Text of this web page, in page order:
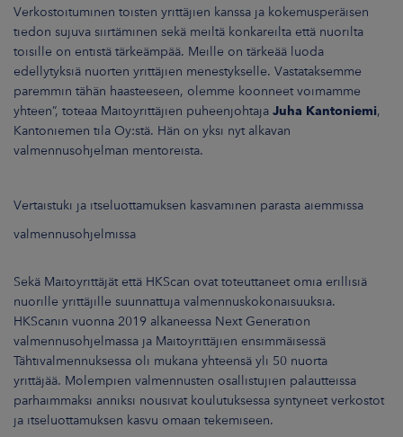
Verkostoituminen toisten yrittäjien kanssa ja kokemusperäisen
tiedon sujuva siirtäminen sekä meiltä konkareilta että nuorilta
toisille on entistä tärkeämpää. Meille on tärkeää luoda
edellytyksiä nuorten yrittäjien menestykselle. Vastataksemme
paremmin tähän haasteeseen, olemme koonneet voimamme
yhteen”, toteaa Maitoyrittäjien puheenjohtaja Juha Kantoniemi,
Kantoniemen tila Oy:stä. Hän on yksi nyt alkavan
valmennusohjelman mentoreista.
Vertaistuki ja itseluottamuksen kasvaminen parasta aiemmissa
valmennusohjelmissa
Sekä Maitoyrittäjät että HKScan ovat toteuttaneet omia erillisiä
nuorille yrittäjille suunnattuja valmennuskokonaisuuksia.
HKScanin vuonna 2019 alkaneessa Next Generation
valmennusohjelmassa ja Maitoyrittäjien ensimmäisessä
Tähtivalmennuksessa oli mukana yhteensä yli 50 nuorta
yrittäjää. Molempien valmennusten osallistujien palautteissa
parhaimmaksi anniksi nousivat koulutuksessa syntyneet verkostot
ja itseluottamuksen kasvu omaan tekemiseen.